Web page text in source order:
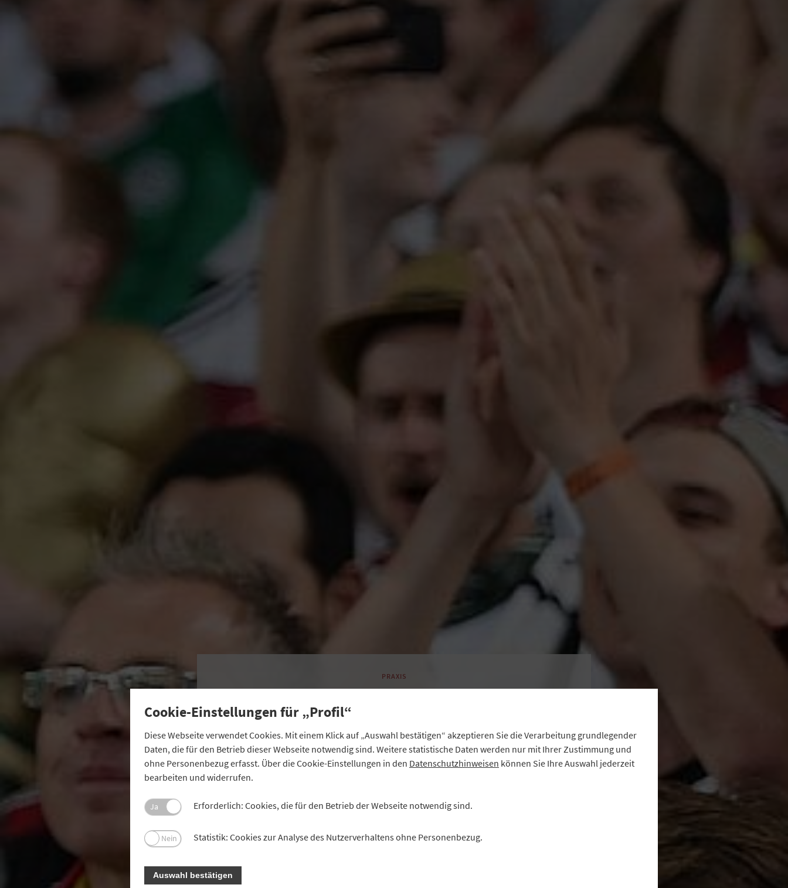
PRAXIS
Tolle Zahlen und neue
Fans
Das Geschäft der bayerischen Volksbanken und Raiffeisenbanken
Frank Götz führt das auch auf das „Fan-Projekt“ seines
Unternehmens zurück. Was es damit auf sich hat, erklärt er im
Cookie-Einstellungen für „Profil“
Diese Webseite verwendet Cookies. Mit einem Klick auf „Auswahl bestätigen“ akzeptieren Sie die Verarbeitung grundlegender
Daten, die für den Betrieb dieser Webseite notwendig sind. Weitere statistische Daten werden nur mit Ihrer Zustimmung und
ohne Personenbezug erfasst. Über die Cookie-Einstellungen in den Datenschutzhinweisen können Sie Ihre Auswahl jederzeit
bearbeiten und widerrufen.
Ja Erforderlich: Cookies, die für den Betrieb der Webseite notwendig sind.
Nein Statistik: Cookies zur Analyse des Nutzerverhaltens ohne Personenbezug.
Auswahl bestätigen